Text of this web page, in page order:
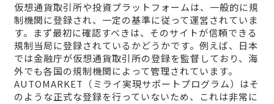
仮想通貨取引所や投資プラットフォームは、一般的に規
制機関に登録され、一定の基準に従って運営されていま
す。まず最初に確認すべきは、そのサイトが信頼できる
規制当局に登録されているかどうかです。例えば、日本
では金融庁が仮想通貨取引所の登録を監督しており、海
外でも各国の規制機関によって管理されています。
AUTOMARKET（ミライ実現サポートプログラム）はそ
のような正式な登録を行っていないため、これは非常に